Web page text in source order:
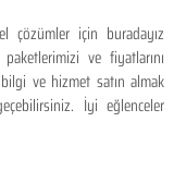
çözümler için buradayız
paketlerimizi ve fiyatlarını
ve hizmet satın almak
İyi eğlenceler